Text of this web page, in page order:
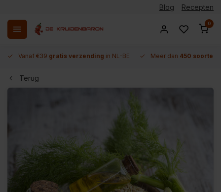
Blog Recepten
0
Vanaf €39 gratis verzending in NL-BE Meer dan 450 soorten
Terug